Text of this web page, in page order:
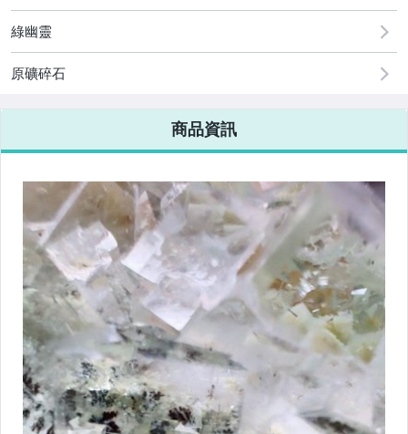
綠幽靈
原礦碎石
商品資訊